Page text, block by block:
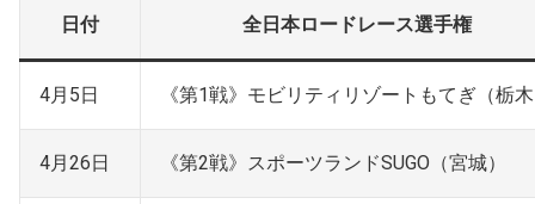
日付 全日本ロードレース選手権
4月5日 《第1戦》モビリティリゾートもてぎ（栃
4月26日 《第2戦》スポーツランドSUGO（宮城）